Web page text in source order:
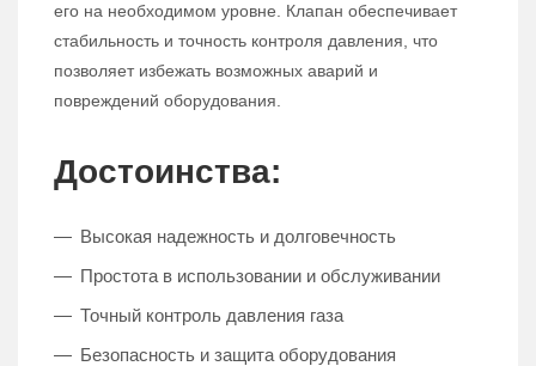
его на необходимом уровне. Клапан обеспечивает
стабильность и точность контроля давления, что
позволяет избежать возможных аварий и
повреждений оборудования.
Достоинства:
Высокая надежность и долговечность
Простота в использовании и обслуживании
Точный контроль давления газа
Безопасность и защита оборудования